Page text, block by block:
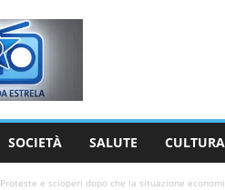
SOCIETÀ SALUTE CULTURA
Proteste e scioperi dopo che la situazione